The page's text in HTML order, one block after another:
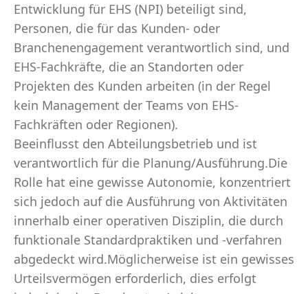
Entwicklung für EHS (NPI) beteiligt sind,
Personen, die für das Kunden- oder
Branchenengagement verantwortlich sind, und
EHS-Fachkräfte, die an Standorten oder
Projekten des Kunden arbeiten (in der Regel
kein Management der Teams von EHS-
Fachkräften oder Regionen).
Beeinflusst den Abteilungsbetrieb und ist
verantwortlich für die Planung/Ausführung.Die
Rolle hat eine gewisse Autonomie, konzentriert
sich jedoch auf die Ausführung von Aktivitäten
innerhalb einer operativen Disziplin, die durch
funktionale Standardpraktiken und -verfahren
abgedeckt wird.Möglicherweise ist ein gewisses
Urteilsvermögen erforderlich, dies erfolgt